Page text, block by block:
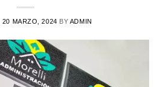
20 MARZO, 2024 BY ADMIN